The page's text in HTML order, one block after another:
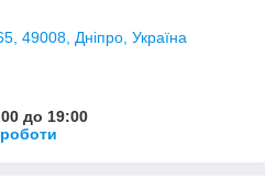
49008, Дніпро, Україна
до 19:00